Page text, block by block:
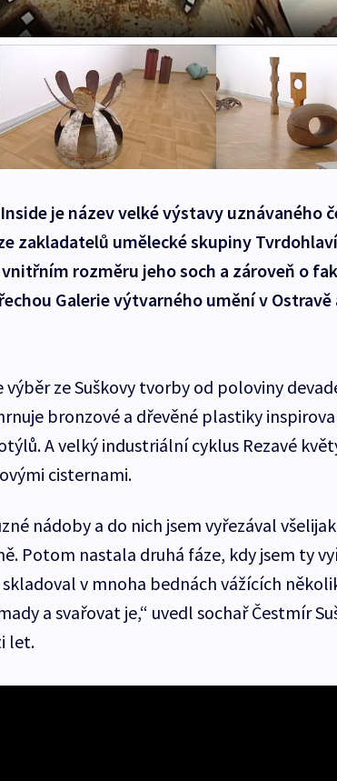
je název velké výstavy uznávaného
zakladatelů umělecké skupiny
rozměru jeho soch a zároveň o
Galerie výtvarného umění v Ostravě
výběr ze Suškovy tvorby od poloviny
bronzové a dřevěné plastiky
A velký industriální cyklus Rezavé
cisternami.
nádoby a do nich jsem vyřezával
Potom nastala druhá fáze, kdy jsem ty
skladoval v mnoha bednách vážících
a svařovat je,“ uvedl sochař Čestmír
let.